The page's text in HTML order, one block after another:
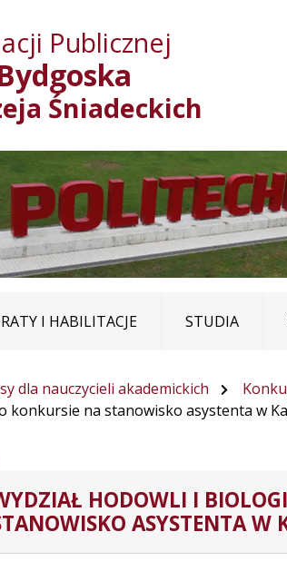
głównego
Przejdź do
Przejdź do
Publicznej
Śniadeckich
I HABILITACJE STUDIA
dla nauczycieli akademickich
konkursie na stanowisko asystenta w
HODOWLI I
ASYSTENTA W